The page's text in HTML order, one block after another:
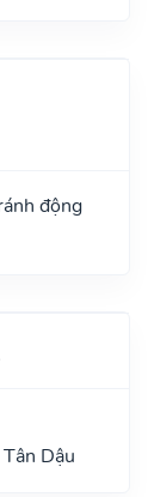
động
Dậu